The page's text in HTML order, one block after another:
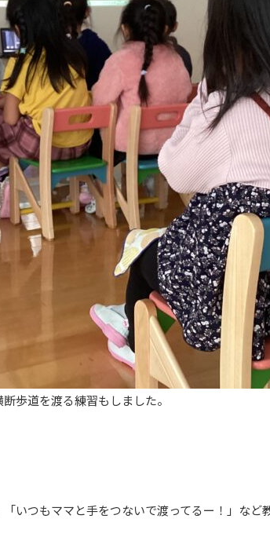
歩道を渡る練習もしました。
いつもママと手をつないで渡ってるー！」な